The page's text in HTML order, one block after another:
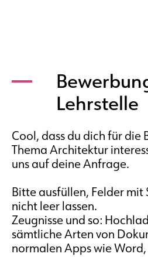
Lehrstelle
Cool, dass du dich für die
Thema Architektur
uns auf deine Anfrage.
Bitte ausfüllen, Felder
nicht leer lassen.
Zeugnisse und so:
sämtliche Arten von
normalen Apps wie Word,